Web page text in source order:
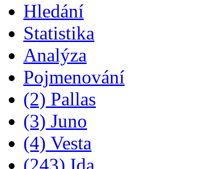
Hledání
Statistika
Analýza
Pojmenování
(2) Pallas
(3) Juno
(4) Vesta